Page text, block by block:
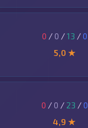
0 / 0 /13 /0
5,0 ★
0 / 0 / 23 /0
4,9 ★